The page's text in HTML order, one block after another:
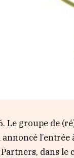
Le groupe de
annoncé
dans le